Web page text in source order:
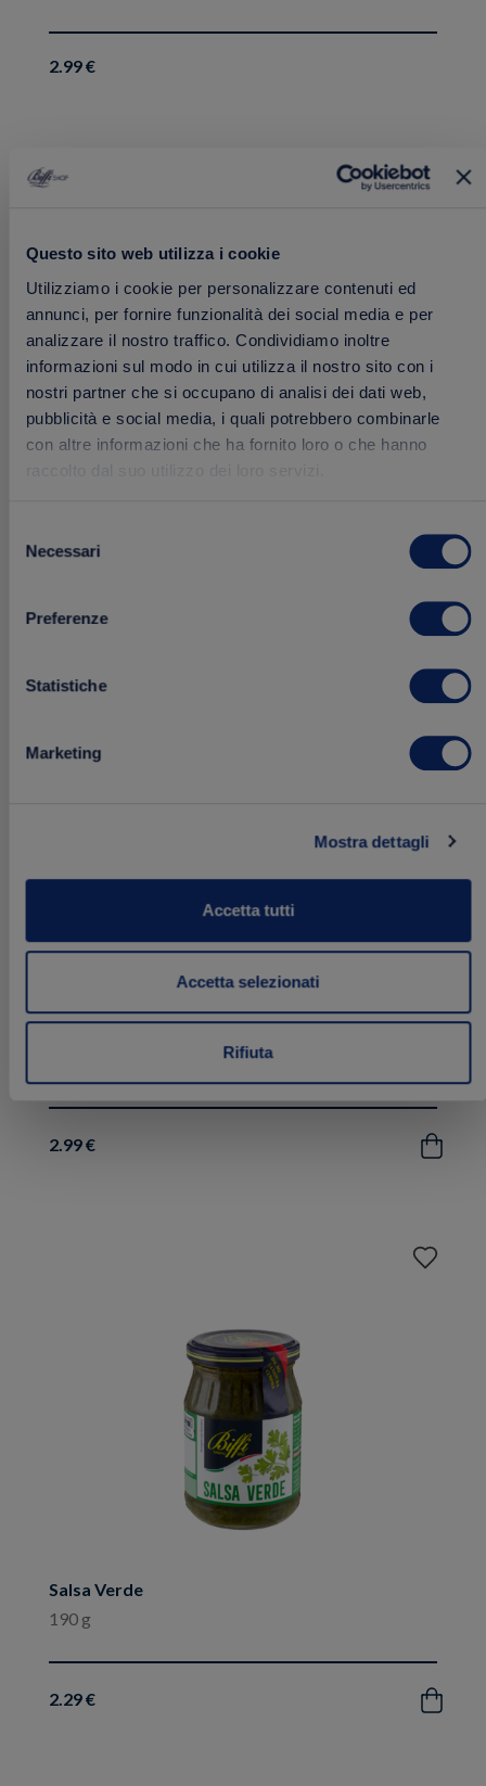
Questo sito web utilizza i cookie
Utilizziamo i cookie per personalizzare contenuti ed
annunci, per fornire funzionalità dei social media e per
analizzare il nostro traffico. Condividiamo inoltre
informazioni sul modo in cui utilizza il nostro sito con i
nostri partner che si occupano di analisi dei dati web,
pubblicità e social media, i quali potrebbero combinarle
con altre informazioni che ha fornito loro o che hanno
delNecessari
Preferenze
Statistiche
Marketing
Mostra dettagli
Accetta tutti
Accetta selezionati
Rifiuta
2.99 €
PROMO
Aggiungi
2.99 € Acquista
Aggiungi
preferiti
Salsa Verde
190 g
2.29 € Acquista
Aggiungi